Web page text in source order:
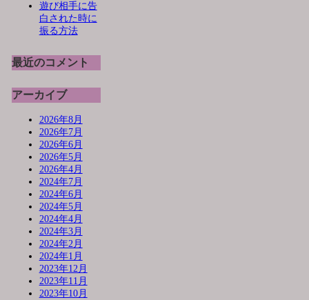
遊び相手に告
白された時に
振る方法
最近のコメント
アーカイブ
2026年8月
2026年7月
2026年6月
2026年5月
2026年4月
2024年7月
2024年6月
2024年5月
2024年4月
2024年3月
2024年2月
2024年1月
2023年12月
2023年11月
2023年10月